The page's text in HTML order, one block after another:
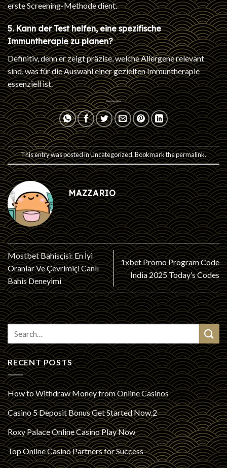
erste Screening-Methode dient.
5. Kann der Test helfen, eine spezifische
Immuntherapie zu planen?
Definitiv, denn er zeigt präzise, welche Allergene relevant
sind, was für die Auswahl einer gezielten Immuntherapie
essenziell ist.
This entry was posted inUncategorized. Bookmark thepermalink.
MAZZARIO
Mostbet Bahisçisi: En İyi
Oranlar Ve Çevrimiçi Canlı
Bahis Deneyimi
1xbet Promo Program Code
India 2025 Today’s Codes
RECENT POSTS
How to Withdraw Money from Online Casinos
Casino 5 Deposit Bonus Get Started Now.2
Roxy Palace Online Casino Play Now
Top Online Casino Partners for Success